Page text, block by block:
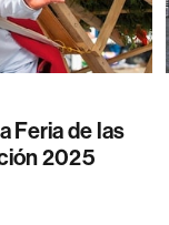
Feria de las
2025